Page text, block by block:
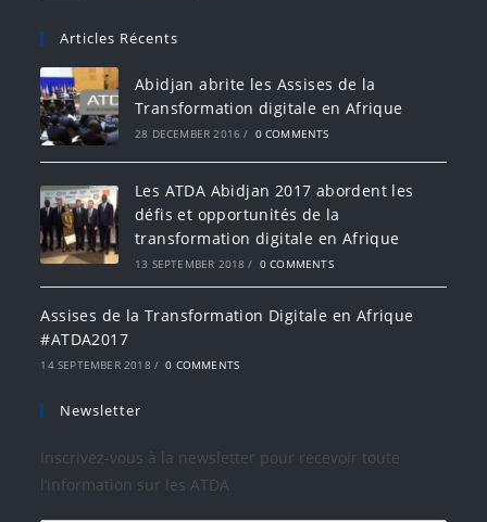
Articles Récents
Abidjan abrite les Assises de la
Transformation digitale en Afrique
28 DECEMBER 2016 / 0 COMMENTS
Les ATDA Abidjan 2017 abordent les
défis et opportunités de la
transformation digitale en Afrique
13 SEPTEMBER 2018 / 0 COMMENTS
Assises de la Transformation Digitale en Afrique
#ATDA2017
14 SEPTEMBER 2018 / 0 COMMENTS
Newsletter
Inscrivez-vous à la newsletter pour recevoir toute
l’information sur les ATDA